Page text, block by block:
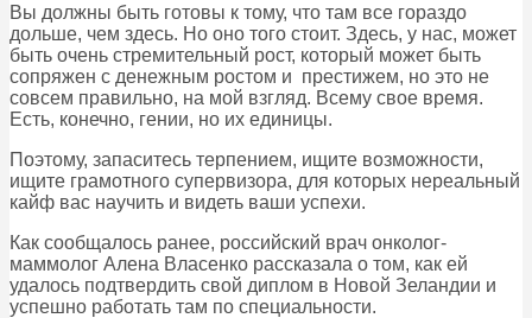
Вы должны быть готовы к тому, что там все гораздо
дольше, чем здесь. Но оно того стоит. Здесь, у нас, может
быть очень стремительный рост, который может быть
сопряжен с денежным ростом и престижем, но это не
совсем правильно, на мой взгляд. Всему свое время.
Есть, конечно, гении, но их единицы.
Поэтому, запаситесь терпением, ищите возможности,
ищите грамотного супервизора, для которых нереальный
кайф вас научить и видеть ваши успехи.
Как сообщалось ранее, российский врач онколог-
маммолог Алена Власенко рассказала о том, как ей
удалось подтвердить свой диплом в Новой Зеландии и
успешно работать там по специальности.